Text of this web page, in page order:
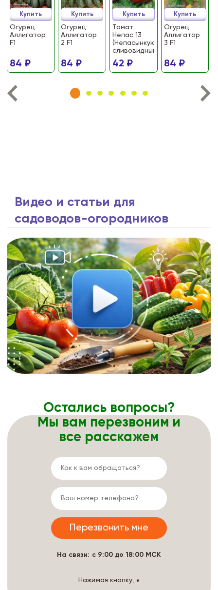
Огурец
Аллигатор
F1
84 ₽
Купить
Огурец
Аллигатор
2 F1
84 ₽
Купить
Томат
Непас 13
(Непасынкующийся
сливовидный)
42 ₽
Купить
Огурец
Аллигатор
3 F1
84 ₽
Купить
Видео и статьи для
садоводов-огородников
Остались вопросы?
Мы вам перезвоним и
все расскажем
На связи: с 9:00 до 18:00 МСК
Нажимая кнопку, я